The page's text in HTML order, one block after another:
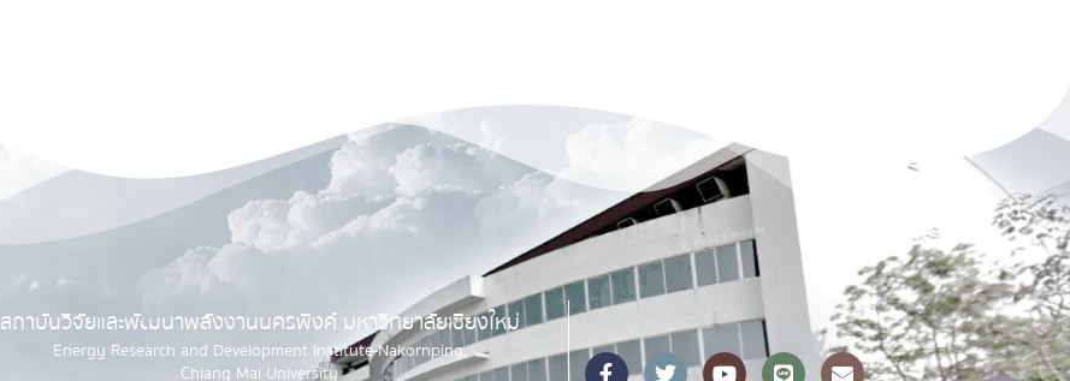
สถาบันวิจัยและพัฒนาพลังงานนครพิงค์ มหาวิทยาลัยเชียงใหม่
Energy Research and Development Institute-Nakornping,
Chiang Mai University